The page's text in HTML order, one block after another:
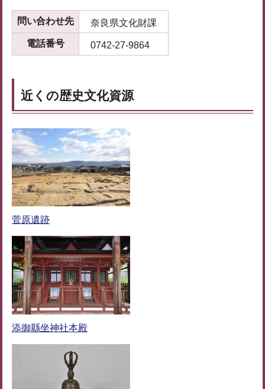
問い合わせ先 奈良県文化財課
電話番号 0742-27-9864
近くの歴史文化資源
菅原遺跡
添御縣坐神社本殿